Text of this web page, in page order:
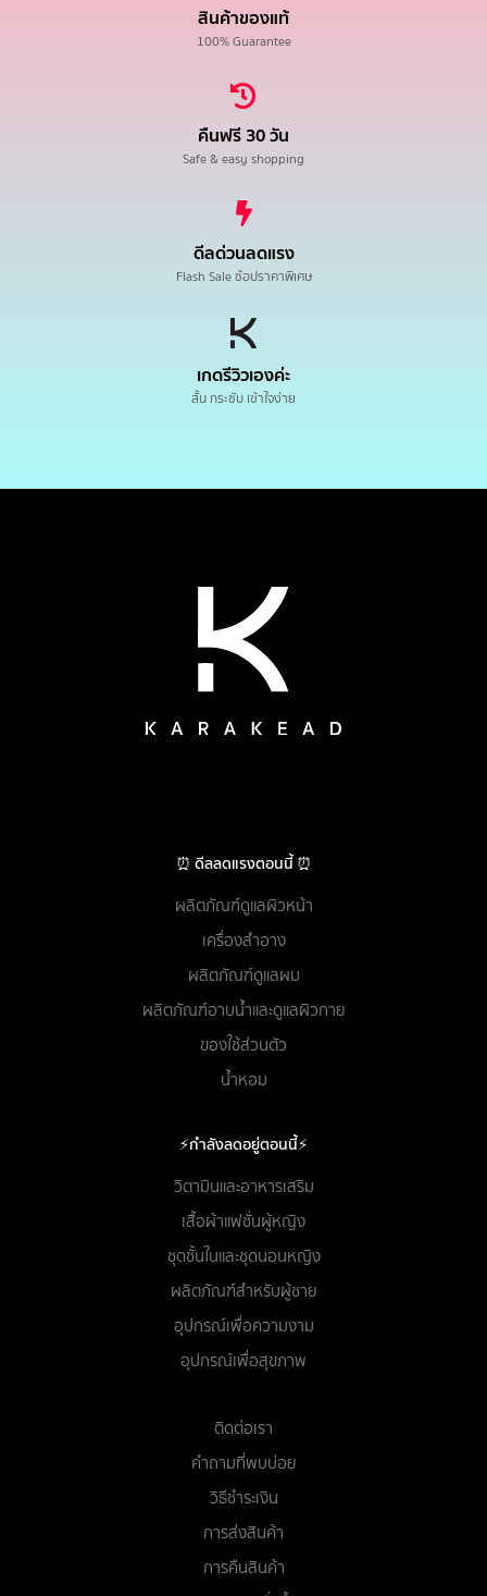
สินค้าของแท้
100% Guarantee
คืนฟรี 30 วัน
Safe & easy shopping
ดีลด่วนลดแรง
Flash Sale ช้อปราคาพิเศษ
เกดรีวิวเองค่ะ
สั้น กระชับ เข้าใจง่าย
⏰ ดีลลดแรงตอนนี้ ⏰
ผลิตภัณฑ์ดูแลผิวหน้า
เครื่องสำอาง
ผลิตภัณฑ์ดูแลผม
ผลิตภัณฑ์อาบน้ำและดูแลผิวกาย
ของใช้ส่วนตัว
น้ำหอม
⚡กำลังลดอยู่ตอนนี้⚡
วิตามินและอาหารเสริม
เสื้อผ้าแฟชั่นผู้หญิง
ชุดชั้นในและชุดนอนหญิง
ผลิตภัณฑ์สำหรับผู้ชาย
อุปกรณ์เพื่อความงาม
อุปกรณ์เพื่อสุขภาพ
ติดต่อเรา
คำถามที่พบบ่อย
วิธีชำระเงิน
การส่งสินค้า
การคืนสินค้า